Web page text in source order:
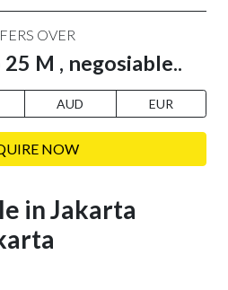
OVER
M , negosiable..
AUD EUR
NOW
in Jakarta